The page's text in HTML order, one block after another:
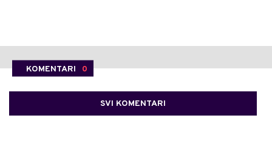
KOMENTARI 0
SVI KOMENTARI